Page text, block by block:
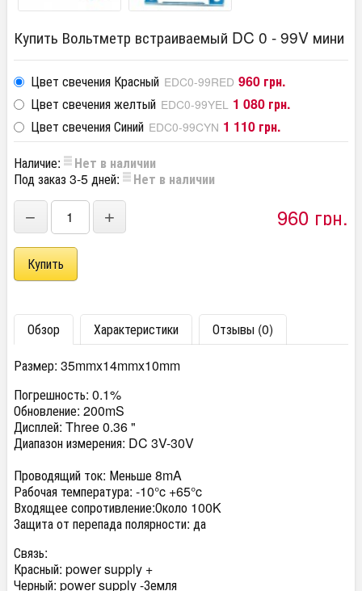
Купить Вольтметр встраиваемый DC 0 - 99V мини
Цвет свечения Красный EDC0-99RED 960 грн.
Цвет свечения желтый EDC0-99YEL 1 080 грн.
Цвет свечения Синий EDC0-99CYN 1 110 грн.
Наличие:
Нет в наличии
Под заказ 3-5 дней:
Нет в наличии
− + 960 грн.
Обзор Характеристики
Отзывы (0)
Размер: 35mmx14mmx10mm
Погрешность: 0.1%
Обновление: 200mS
Дисплей: Three 0.36 "
Диапазон измерения: DC 3V-30V
Проводящий ток: Меньше 8mA
Рабочая температура: -10°c +65°c
Входящее сопротивление:Около 100K
Защита от перепада полярности: да
Связь:
Красный: power supply +
Черный: power supply -Земля